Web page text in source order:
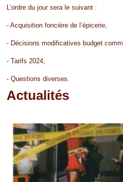
L’ordre du jour sera le suivant :
- Acquisition foncière de l’épicerie,
- Décisions modificatives budget
- Tarifs 2024,
- Questions diverses.
Actualités
Pages